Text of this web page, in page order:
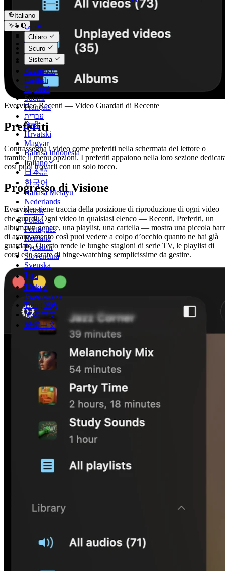
Italiano
عربي
Català
Čeština
Dansk
Deutsch
Ελληνικά
English
Español
Suomi
Français
עברית
हिन्दी
Hrvatski
Magyar
Bahasa Indonesia
Italiano
日本語
한국어
Bahasa Melayu
Nederlands
Norsk
Polski
Português
Română
Русский
Slovenčina
Svenska
ไทย
Türkçe
Українська
Tiếng Việt
简体中文
繁體中文
Chiaro
Scuro
Sistema
Evervideo Recenti — Video Guardati di Recente
Preferiti
Contrassegna i video come preferiti nella schermata del lettore o
tramite il menu opzioni. I preferiti appaiono nella loro sezione
così puoi trovarli con un solo tocco.
Progresso di Visione
Evervideo tiene traccia della posizione di riproduzione di ogni video
che guardi. Ogni video in qualsiasi elenco — Recenti, Preferiti, un
album, un genere, una playlist, una cartella — mostra una piccola
di avanzamento così puoi vedere a colpo d’occhio quanto ne hai già
guardato. Questo rende le lunghe stagioni di serie TV, le playlist di
corsi e le serate di binge-watching semplicissime da gestire.